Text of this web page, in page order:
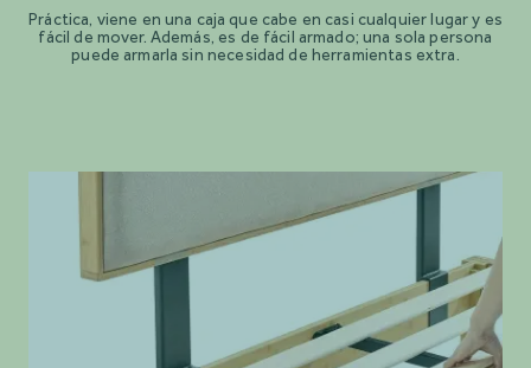
Práctica, viene en una caja que cabe en casi cualquier lugar y es
fácil de mover. Además, es de fácil armado; una sola persona
puede armarla sin necesidad de herramientas extra.